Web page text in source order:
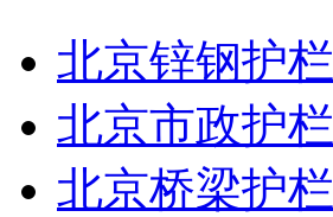
北京锌钢护栏
北京市政护栏
北京桥梁护栏